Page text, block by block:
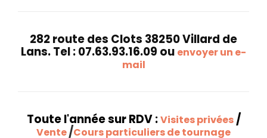
282 route des Clots 38250 Villard de
Lans. Tel : 07.63.93.16.09 ou envoyer un e-
mail
Toute l'année sur RDV :Visites privées/
Vente/Cours particuliers de tournage